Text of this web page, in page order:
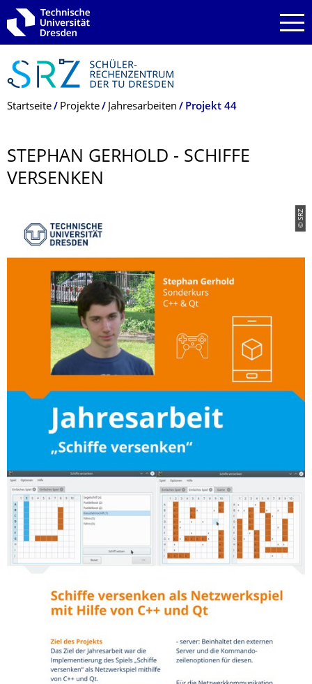
Zur Hauptnavigation springen
Zur Suche springen
Zum Inhalt springen
Breadcrumb-Menü
Startseite Projekte Jahresarbeiten Projekt 44
STEPHAN GERHOLD - SCHIFFE
VERSENKEN
© SRZ